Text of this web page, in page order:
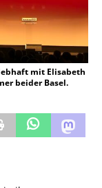
mit Elisabeth
beider Basel.